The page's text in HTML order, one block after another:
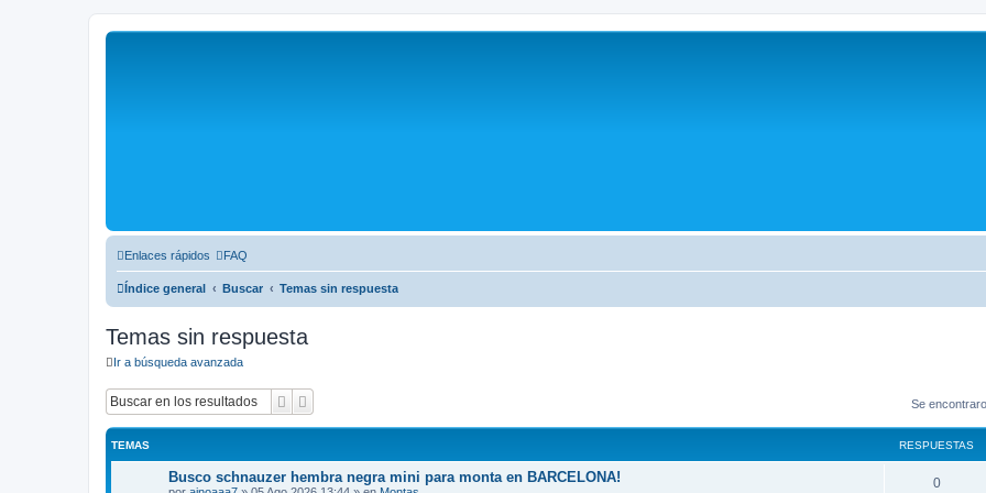
Enlaces rápidos FAQ
Índice general Buscar Temas sin respuesta
Temas sin respuesta
Ir a búsqueda avanzada
Buscar Se
TEMAS RESPUESTAS
Busco schnauzer hembra negra mini para monta en BARCELONA! 0